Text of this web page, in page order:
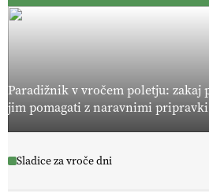
Paradižnik v vročem poletju:
jim pomagati z naravnimi pripravki
Sladice za vroče dni